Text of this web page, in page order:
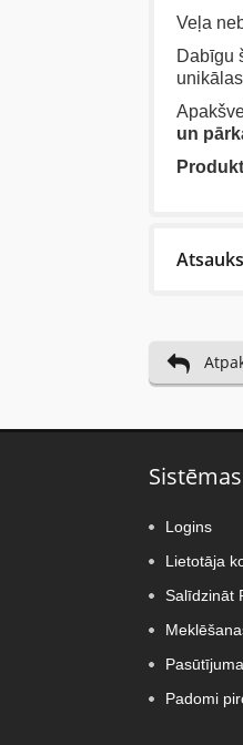
Veļa
Dabīgu
un
Logins
Lietotāja
Salīdzināt
Padomi